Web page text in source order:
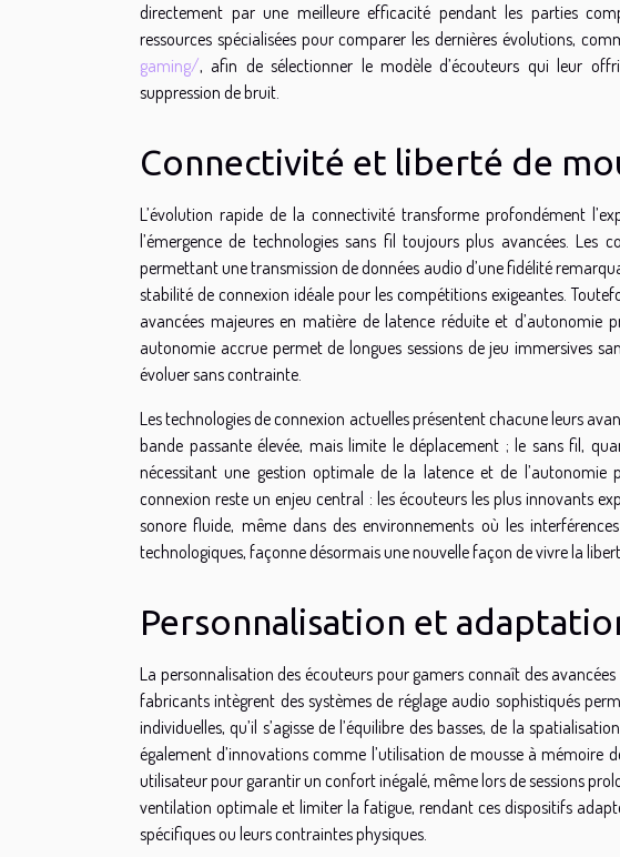
directement par une meilleure efficacité pendant les parties
ressources spécialisées pour comparer les dernières évolutions,
gaming/, afin de sélectionner le modèle d’écouteurs qui leur
suppression de bruit.
Connectivité et liberté de
L’évolution rapide de la connectivité transforme profondément
l’émergence de technologies sans fil toujours plus avancées. Les
permettant une transmission de données audio d’une fidélité
stabilité de connexion idéale pour les compétitions exigeantes.
avancées majeures en matière de latence réduite et d’autonomie
autonomie accrue permet de longues sessions de jeu immersives
évoluer sans contrainte.
Les technologies de connexion actuelles présentent chacune leurs
bande passante élevée, mais limite le déplacement ; le sans fil,
nécessitant une gestion optimale de la latence et de
connexion reste un enjeu central : les écouteurs les plus innovants
sonore fluide, même dans des environnements où les
technologiques, façonne désormais une nouvelle façon de vivre la
Personnalisation et
La personnalisation des écouteurs pour gamers connaît des
fabricants intègrent des systèmes de réglage audio sophistiqués
individuelles, qu’il s’agisse de l’équilibre des basses, de la
également d’innovations comme l’utilisation de mousse à
utilisateur pour garantir un confort inégalé, même lors de sessions
ventilation optimale et limiter la fatigue, rendant ces dispositifs
spécifiques ou leurs contraintes physiques.